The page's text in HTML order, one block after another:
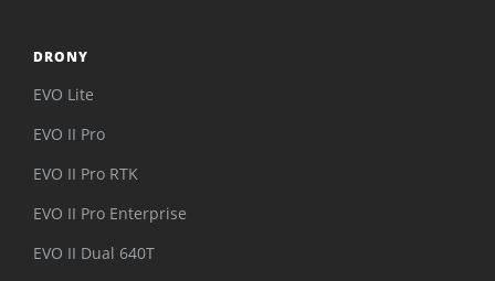
DRONY
EVO Lite
EVO II Pro
EVO II Pro RTK
EVO II Pro Enterprise
EVO II Dual 640T